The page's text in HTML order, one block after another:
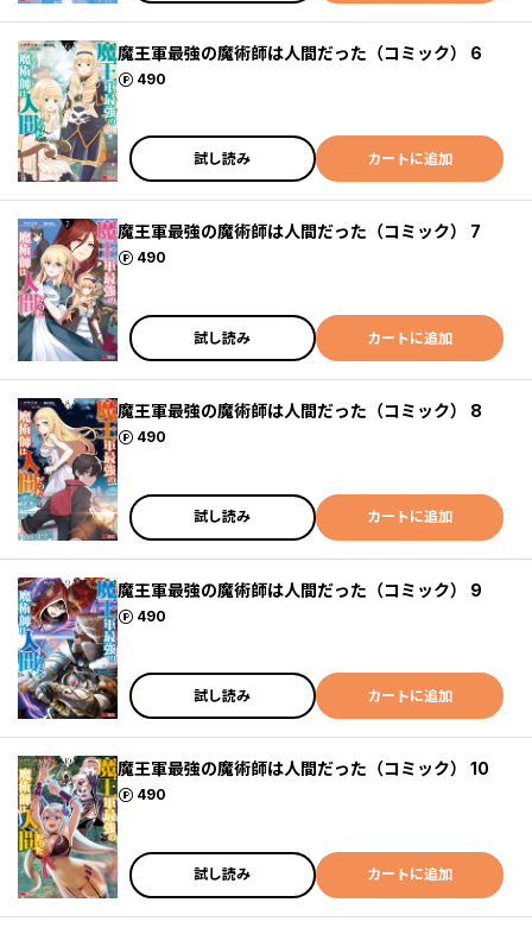
魔王軍最強の魔術師は人間だった（コミック） 6
490
ポイント
試し読み カートに追加
魔王軍最強の魔術師は人間だった（コミック） 7
490
ポイント
試し読み カートに追加
魔王軍最強の魔術師は人間だった（コミック） 8
490
ポイント
試し読み カートに追加
魔王軍最強の魔術師は人間だった（コミック） 9
490
ポイント
試し読み カートに追加
魔王軍最強の魔術師は人間だった（コミック） 10
490
ポイント
試し読み カートに追加